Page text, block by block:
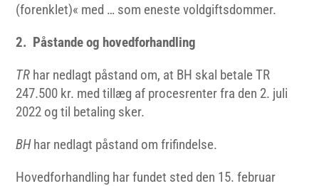
(forenklet)« med … som eneste voldgiftsdommer.
2. Påstande og hovedforhandling
TR har nedlagt påstand om, at BH skal betale TR
247.500 kr. med tillæg af procesrenter fra den 2. juli
2022 og til betaling sker.
BHhar nedlagt påstand om frifindelse.
Hovedforhandling har fundet sted den 15. februar